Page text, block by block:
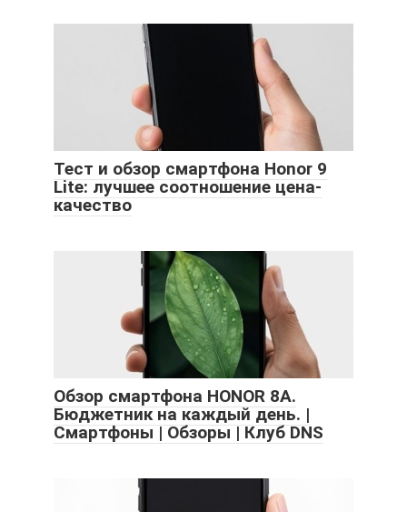
Тест и обзор смартфона Honor 9
Lite: лучшее соотношение цена-
качество
Обзор смартфона HONOR 8A.
Бюджетник на каждый день. |
Смартфоны | Обзоры | Клуб DNS